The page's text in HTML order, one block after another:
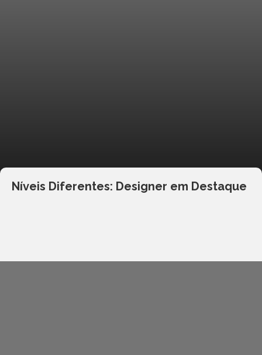
Níveis Diferentes: Designer em Destaque